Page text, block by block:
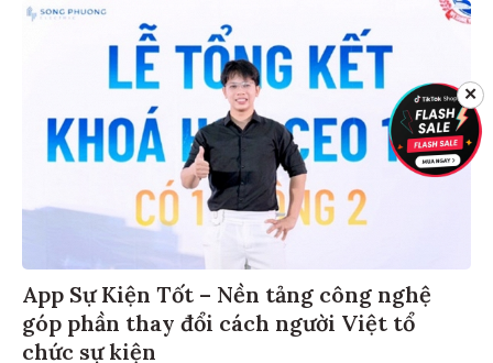
App Sự Kiện Tốt – Nền tảng công nghệ
góp phần thay đổi cách người Việt tổ
chức sự kiện
✕